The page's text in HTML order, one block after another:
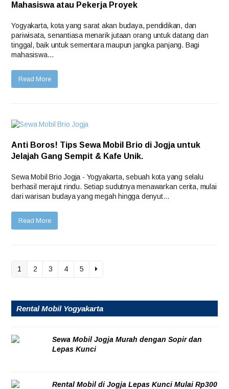
Mahasiswa atau Pekerja Proyek
Yogyakarta, kota yang sarat akan budaya, pendidikan, dan
pariwisata, senantiasa menarik jutaan orang untuk datang dan
tinggal, baik untuk sementara maupun jangka panjang. Bagi
mahasiswa…
Read More
Anti Boros! Tips Sewa Mobil Brio di Jogja untuk
Jelajah Gang Sempit & Kafe Unik.
Sewa Mobil Brio Jogja - Yogyakarta, sebuah kota yang selalu
berhasil merajut rindu. Setiap sudutnya menawarkan cerita, mulai
dari warisan budaya yang megah hingga denyut…
Read More
1 2 3 4 5
Rental Mobil Yogyakarta
Sewa Mobil Jogja Murah dengan Sopir dan
Lepas Kunci
Rental Mobil di Jogja Lepas Kunci Mulai Rp300